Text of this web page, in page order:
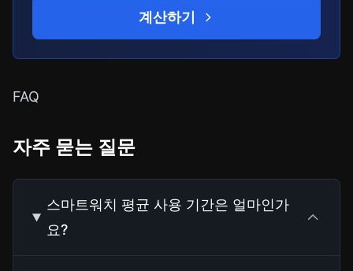
계산하기
FAQ
자주 묻는 질문
스마트워치 평균 사용 기간은 얼마인가
요?